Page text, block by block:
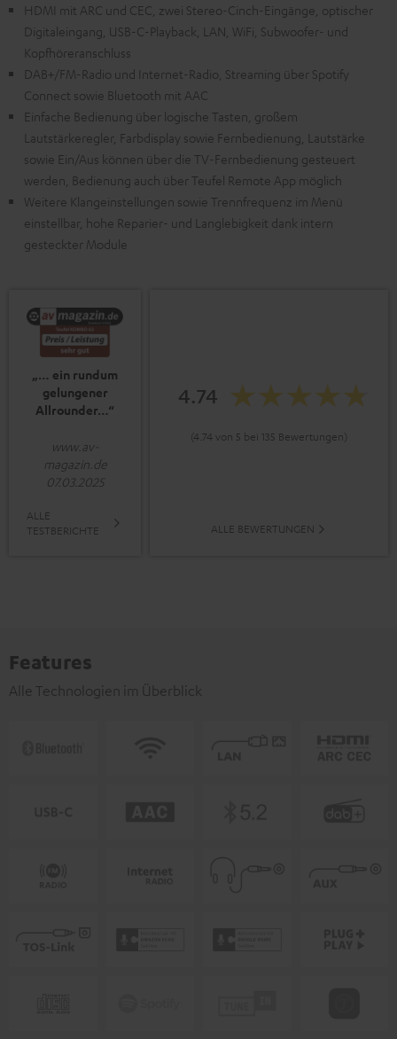
HDMI mit ARC und CEC, zwei Stereo-Cinch-Eingänge, optischer
Digitaleingang, USB-C-Playback, LAN, WiFi, Subwoofer- und
Kopfhöreranschluss
DAB+/FM-Radio und Internet-Radio, Streaming über Spotify
Connect sowie Bluetooth mit AAC
Einfache Bedienung über logische Tasten, großem
Lautstärkeregler, Farbdisplay sowie Fernbedienung, Lautstärke
sowie Ein/Aus können über die TV-Fernbedienung gesteuert
werden, Bedienung auch über Teufel Remote App möglich
Weitere Klangeinstellungen sowie Trennfrequenz im Menü
einstellbar, hohe Reparier- und Langlebigkeit dank intern
gesteckter Module
„… ein rundum
gelungener
Allrounder…“
www.av-
magazin.de
07.03.2025
ALLE
TESTBERICHTE
4.74
(4.74 von 5 bei 135 Bewertungen)
ALLE BEWERTUNGEN
Features
Alle Technologien im Überblick